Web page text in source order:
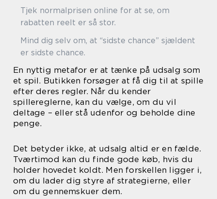
Tjek normalprisen online for at se, om
rabatten reelt er så stor.
Mind dig selv om, at “sidste chance” sjældent
er sidste chance.
En nyttig metafor er at tænke på udsalg som
et spil. Butikken forsøger at få dig til at spille
efter deres regler. Når du kender
spillereglerne, kan du vælge, om du vil
deltage – eller stå udenfor og beholde dine
penge.
Det betyder ikke, at udsalg altid er en fælde.
Tværtimod kan du finde gode køb, hvis du
holder hovedet koldt. Men forskellen ligger i,
om du lader dig styre af strategierne, eller
om du gennemskuer dem.